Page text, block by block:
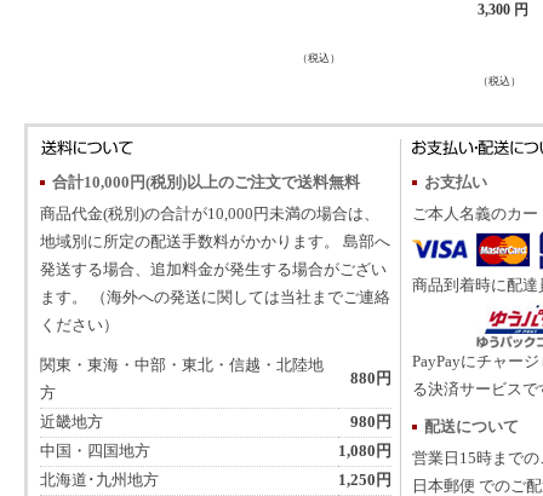
（税込）
3,300 円
（税込）
合計10,000円(税別)以上のご注文で送料無料
商品代金(税別)の合計が10,000円未満の場合は、
地域別に所定の配送手数料がかかります。 島部へ
発送する場合、追加料金が発生する場合がござい
ます。 （海外への発送に関しては当社までご連絡
ください）
関東・東海・中部・東北・信越・北陸地
方
880円
近畿地方
980円
中国・四国地方
1,080円
北海道･九州地方
1,250円
お支払い
ご本人名義のカ
商品到着時に配
PayPayにチャー
る決済サービスで
配送について
営業日15時まで
日本郵便 でのご